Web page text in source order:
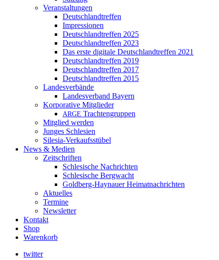
Veranstaltungen
Deutschlandtreffen
Impressionen
Deutschlandtreffen 2025
Deutschlandtreffen 2023
Das erste digitale Deutschlandtreffen 2021
Deutschlandtreffen 2019
Deutschlandtreffen 2017
Deutschlandtreffen 2015
Landesverbände
Landesverband Bayern
Korporative Mitglieder
ARGE Trachtengruppen
Mitglied werden
Junges Schlesien
Silesia-Verkaufsstübel
News & Medien
Zeitschriften
Schlesische Nachrichten
Schlesische Bergwacht
Goldberg-Haynauer Heimatnachrichten
Aktuelles
Termine
Newsletter
Kontakt
Shop
Warenkorb
twitter